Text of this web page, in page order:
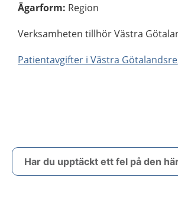
Ägarform: Region
Verksamheten tillhör Västra
Patientavgifter i Västra
Har du upptäckt ett fel på den